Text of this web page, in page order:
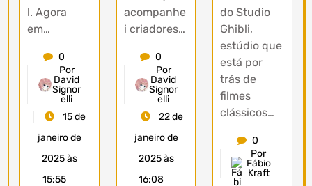
l. Agora
em…
0
Por
David
Signor
elli
15 de
janeiro de
2025 às
15:55
acompanhe
i criadores…
0
Por
David
Signor
elli
22 de
janeiro de
2025 às
16:08
do Studio
Ghibli,
estúdio que
está por
trás de
filmes
clássicos…
0
Por
Fábio
Kraft